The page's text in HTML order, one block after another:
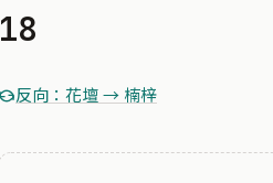
18
反向：花壇 → 楠梓